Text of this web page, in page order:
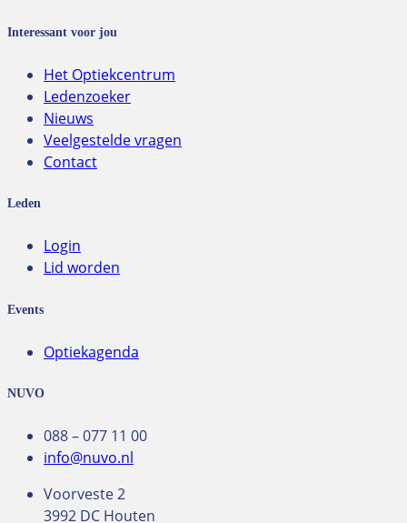
Interessant voor jou
Het Optiekcentrum
Ledenzoeker
Nieuws
Veelgestelde vragen
Contact
Leden
Login
Lid worden
Events
Optiekagenda
NUVO
088 – 077 11 00
info@nuvo.nl
Voorveste 2
3992 DC Houten